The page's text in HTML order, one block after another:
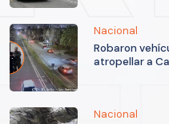
Nacional
Robaron
atropellar a
Nacional